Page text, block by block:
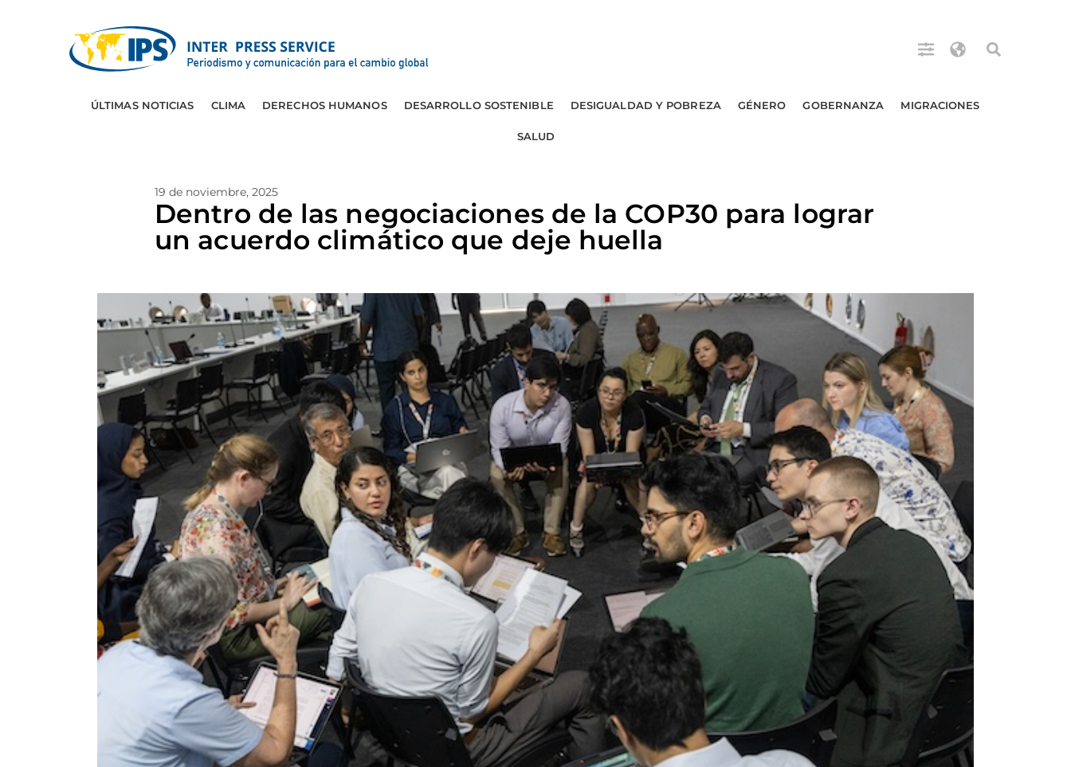
ÚLTIMAS NOTICIAS CLIMA DERECHOS HUMANOS DESARROLLO SOSTENIBLE DESIGUALDAD Y POBREZA GÉNERO GOBERNANZA MIGRACIONES
SALUD
19 de noviembre, 2025
Dentro de las negociaciones de la COP30 para lograr
un acuerdo climático que deje huella